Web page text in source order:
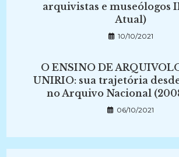
arquivistas e museólogos
Atual)
10/10/2021
O ENSINO DE
UNIRIO: sua trajetória
no Arquivo Nacional
06/10/2021